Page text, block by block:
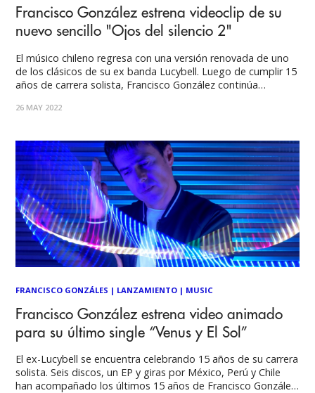
Francisco González estrena videoclip de su
nuevo sencillo "Ojos del silencio 2"
El músico chileno regresa con una versión renovada de uno
de los clásicos de su ex banda Lucybell. Luego de cumplir 15
años de carrera solista, Francisco González continúa
“Ojos del Silencio 2”, una versión renovada de una canción
26 MAY 2022
FRANCISCO GONZÁLES | LANZAMIENTO | MUSIC
Francisco González estrena video animado
para su último single “Venus y El Sol”
El ex-Lucybell se encuentra celebrando 15 años de su carrera
solista. Seis discos, un EP y giras por México, Perú y Chile
han acompañado los últimos 15 años de Francisco González